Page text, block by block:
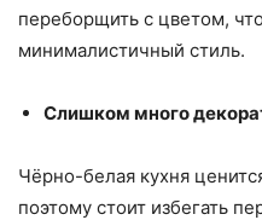
переборщить с цветом,
минималистичный стиль.
Слишком много
Чёрно-белая кухня
поэтому стоит избегать